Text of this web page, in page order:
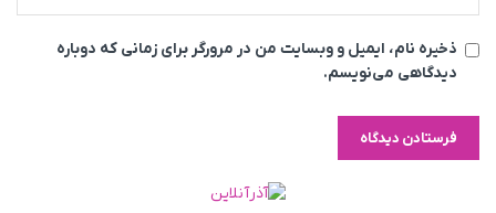
ذخیره نام، ایمیل و وبسایت من در مرورگر برای زمانی که دوباره
دیدگاهی می‌نویسم.